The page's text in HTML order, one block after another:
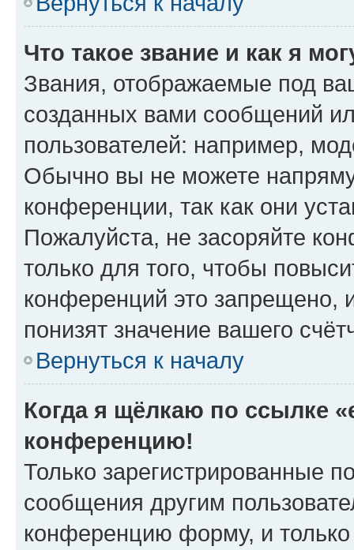
Что такое звание и как я
Звания, отображаемые под
созданных вами сообщений
пользователей: например,
Обычно вы не можете
конференции, так как они
Пожалуйста, не засоряйте
только для того, чтобы
конференций это запрещено,
понизят значение вашего
Вернуться к началу
Когда я щёлкаю по ссылке
конференцию!
Только зарегистрированные
сообщения другим
конференцию форму, и